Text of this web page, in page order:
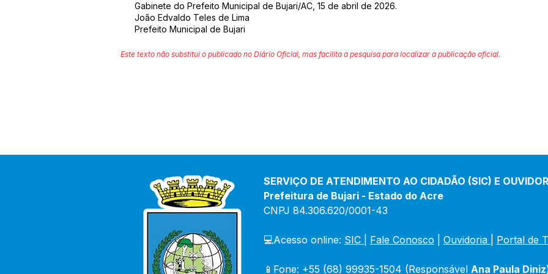
Gabinete do Prefeito Municipal de Bujari/AC, 15 de abril de 2026.
João Edvaldo Teles de Lima
Prefeito Municipal de Bujari
Este texto não substitui o publicado no Diário Oficial, mas facilita a pesquisa para localizar a publicação oficial.
SERVIÇO DE ATENDIMENTO AO CIDADÃO (SIC) E
Prefeitura de Bujari - Estado do Acre
CNPJ 84.306.620/0001-43
💻Acesso online: SIC Fale Conosco Ouvidoria Portal de
📱Fone: +55 (68) 99935-1504 (Responsável Ana Paula Diniz